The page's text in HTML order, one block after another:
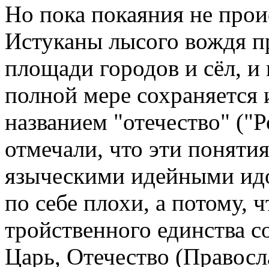
Но пока покаяния не
Истуканы лысого вождя
площади городов и сёл, и
полной мере
названием "отечество"
отмечали, что эти
языческими идейными
по себе плохи, а потому,
тройственного единства
Царь, Отечество